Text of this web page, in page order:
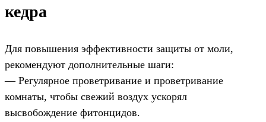
кедра
Для повышения эффективности защиты от моли,
рекомендуют дополнительные шаги:
— Регулярное проветривание и проветривание
комнаты, чтобы свежий воздух ускорял
высвобождение фитонцидов.